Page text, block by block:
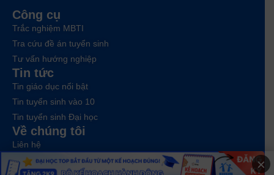
Công cụ
Trắc nghiệm MBTI
Tra cứu đề án tuyển sinh
Tư vấn hướng nghiệp
Tin tức
Tin giáo dục nổi bật
Tin tuyển sinh vào 10
Tin tuyển sinh Đại học
Về chúng tôi
Liên hệ
Điều khoản dịch vụ
×